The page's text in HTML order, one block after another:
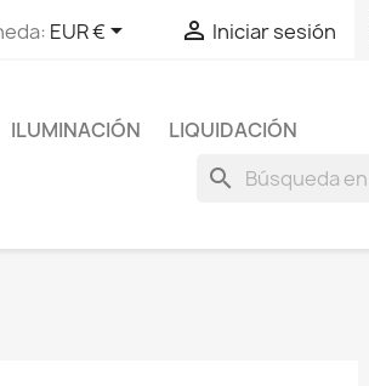
EUR €  Iniciar sesión
ILUMINACIÓN LIQUIDACIÓN
search